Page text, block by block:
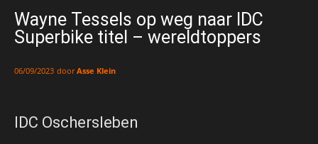
Wayne Tessels op weg naar IDC
Superbike titel – wereldtoppers
06/09/2023 door Asse Klein
IDC Oschersleben